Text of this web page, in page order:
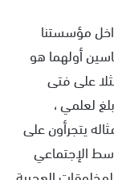
مؤسستنا
أولهما هو
على فتى
لعلمي ،
يتجرأون على
الإجتماعي